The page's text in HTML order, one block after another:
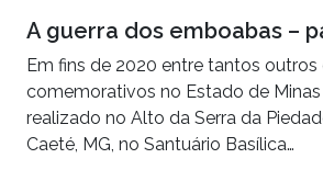
A guerra dos emboabas –
Em fins de 2020 entre tantos outros
comemorativos no Estado de Minas
realizado no Alto da Serra da
Caeté, MG, no Santuário Basílica…